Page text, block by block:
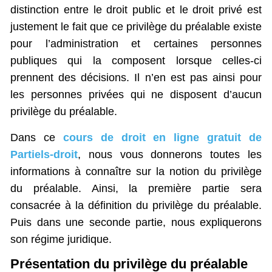
distinction entre le droit public et le droit privé est
justement le fait que ce privilège du préalable existe
pour l’administration et certaines personnes
publiques qui la composent lorsque celles-ci
prennent des décisions. Il n’en est pas ainsi pour
les personnes privées qui ne disposent d’aucun
privilège du préalable.
Dans ce cours de droit en ligne gratuit de
Partiels-droit, nous vous donnerons toutes les
informations à connaître sur la notion du privilège
du préalable. Ainsi, la première partie sera
consacrée à la définition du privilège du préalable.
Puis dans une seconde partie, nous expliquerons
son régime juridique.
Présentation du privilège du préalable